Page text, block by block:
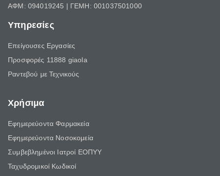
ΑΦΜ: 094019245 | ΓΕΜΗ: 001037501000
Υπηρεσίες
Επείγουσες Εργασίες
Προσφορές 11888 giaola
Ραντεβού με Τεχνικούς
Χρήσιμα
Εφημερεύοντα Φαρμακεία
Εφημερεύοντα Νοσοκομεία
Συμβεβλημένοι Ιατροί ΕΟΠΥΥ
Ταχυδρομικοί Κωδικοί